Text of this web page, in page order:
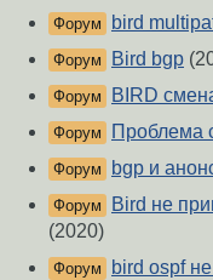
Форум bird
Форум Bird bgp
Форум BIRD
Форум Проблема
Форум bgp и
Форум
Bird не
(2020)
Форум bird ospf